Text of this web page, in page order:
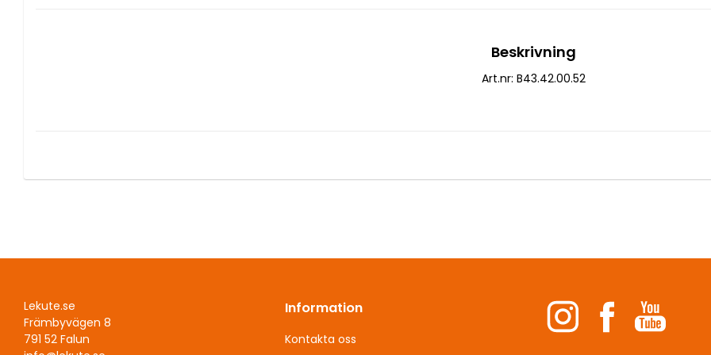
Beskrivning
Art.nr: B43.42.00.52
Lekute.se
Främbyvägen 8
791 52 Falun
Information
Kontakta oss